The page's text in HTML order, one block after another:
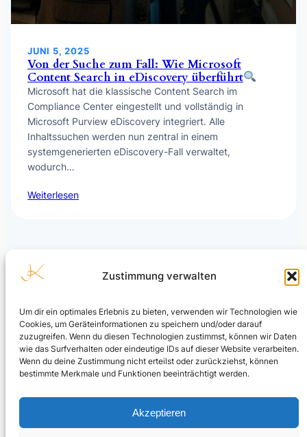
Zustimmung verwalten
Um dir ein optimales Erlebnis zu bieten, verwenden wir Technologien wie
Cookies, um Geräteinformationen zu speichern und/oder darauf
zuzugreifen. Wenn du diesen Technologien zustimmst, können wir Daten
wie das Surfverhalten oder eindeutige IDs auf dieser Website verarbeiten.
Wenn du deine Zustimmung nicht erteilst oder zurückziehst, können
bestimmte Merkmale und Funktionen beeinträchtigt werden.
Akzeptieren
JUNI 5, 2025
Von der Suche zum Fall: Wie Microsoft
Content Search in eDiscovery überführt
Microsoft hat die klassische Content Search im
Compliance Center eingestellt und vollständig in
Microsoft Purview eDiscovery integriert. Alle
Inhaltssuchen werden nun zentral in einem
systemgenerierten eDiscovery-Fall verwaltet,
wodurch…
Weiterlesen
Julian Kusenberg
Microsoft Purview, Compliance, eDiscovery, Insider Risk
Management, Data Security und AI Governance.
LinkedIn Profil